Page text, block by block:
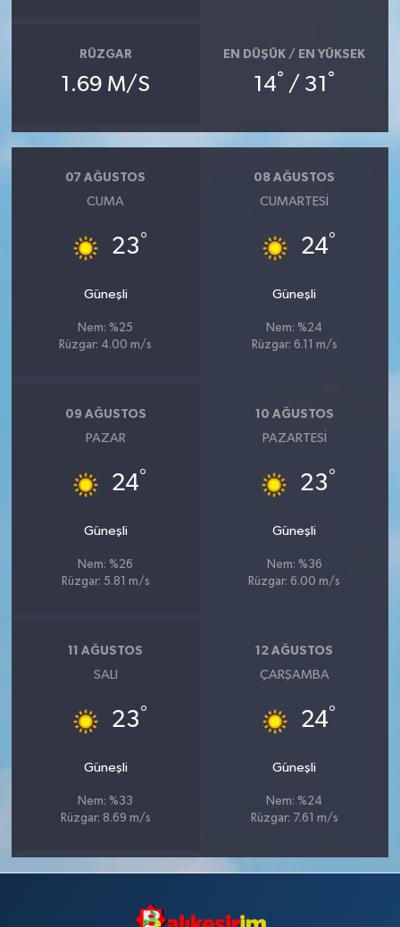
RÜZGAR
1.69 M/S
EN DÜŞÜK / EN YÜKSEK
14° / 31 °
07 AĞUSTOS
CUMA
23°
Güneşli
Nem: %25
Rüzgar: 4.00 m/s
08 AĞUSTOS
CUMARTESI
24°
Güneşli
Nem: %24
Rüzgar: 6.11 m/s
09 AĞUSTOS
PAZAR
24°
Güneşli
Nem: %26
Rüzgar: 5.81 m/s
10 AĞUSTOS
PAZARTESI
23°
Güneşli
Nem: %36
Rüzgar: 6.00 m/s
11 AĞUSTOS
SALI
23°
Güneşli
Nem: %33
Rüzgar: 8.69 m/s
12 AĞUSTOS
ÇARŞAMBA
24°
Güneşli
Nem: %24
Rüzgar: 7.61 m/s